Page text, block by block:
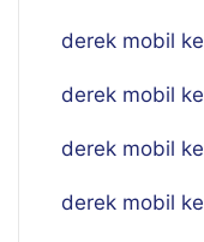
derek mobil
derek mobil
derek mobil
derek mobil